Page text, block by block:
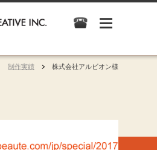
株式会社アルビオン様
制作実績